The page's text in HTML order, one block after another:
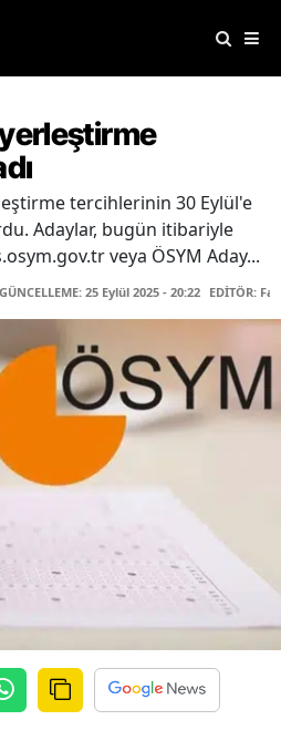
tercihlerinin 30 Eylül'e
Adaylar, bugün itibariyle
veya ÖSYM Aday...
GÜNCELLEME: 25 Eylül 2025 - 20:22 EDİTÖR: